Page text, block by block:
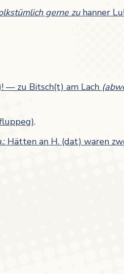
gerne zuhanner
— zu Bitsch(t) am Lach
.
: Hätten an H. (dat) waren